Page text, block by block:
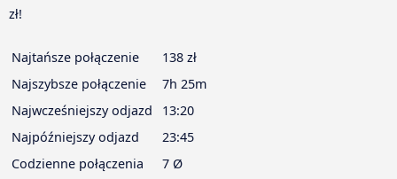
zł!
Najtańsze połączenie
138 zł
Najszybsze połączenie
7h 25m
Najwcześniejszy odjazd
13:20
Najpóźniejszy odjazd
23:45
Codzienne połączenia
7 Ø